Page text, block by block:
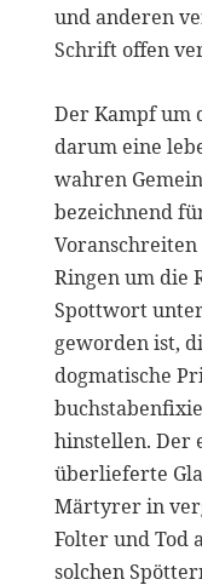
und anderen
Schrift offen
Der Kampf um
darum eine
wahren
bezeichnend
Ringen um die
Spottwort
geworden ist,
dogmatische
hinstellen. Der
überlieferte
Märtyrer in
Folter und Tod
solchen